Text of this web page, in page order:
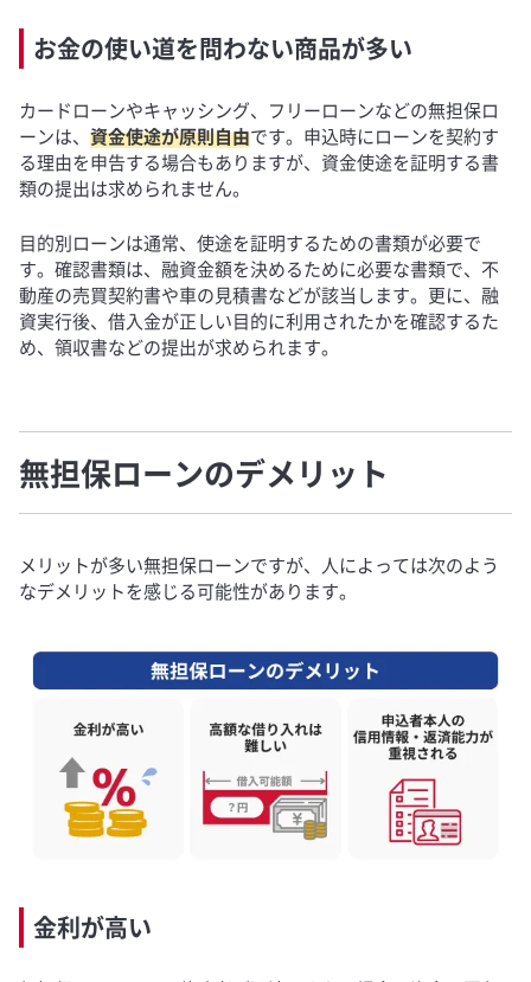
お金の使い道を問わない商品が多い
カードローンやキャッシング、フリーローンなどの無担保ロ
ーンは、 資金使途が原則自由です。申込時にローンを契約す
る理由を申告する場合もありますが、資金使途を証明する書
類の提出は求められません。
目的別ローンは通常、使途を証明するための書類が必要で
す。確認書類は、融資金額を決めるために必要な書類で、不
動産の売買契約書や車の見積書などが該当します。更に、融
資実行後、借入金が正しい目的に利用されたかを確認するた
め、領収書などの提出が求められます。
無担保ローンのデメリット
メリットが多い無担保ローンですが、人によっては次のよう
なデメリットを感じる可能性があります。
金利が高い